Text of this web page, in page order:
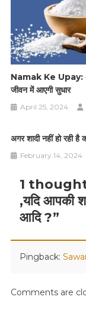
Namak Ke Upay:
जीवन में आएगी सुधार
April 25, 2024
अगर शादी नहीं हो रही
February 14, 2024
1
,यदि आपकी
आदि ?”
Pingback:
Comments are